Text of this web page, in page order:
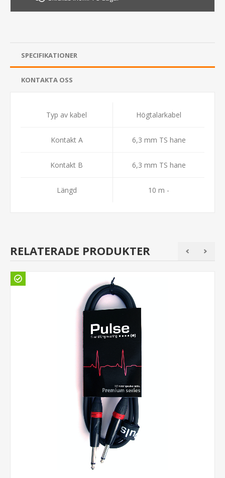
SPECIFIKATIONER
KONTAKTA OSS
Typ av kabel Högtalarkabel
Kontakt A 6,3 mm TS hane
Kontakt B 6,3 mm TS hane
Längd 10 m -
RELATERADE PRODUKTER